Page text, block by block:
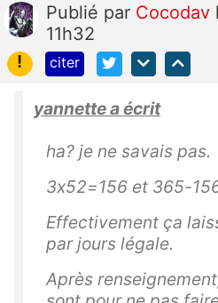
Publié par Cocodav
11h32
!
citer
yannette a écrit
ha? je ne savais pas.
3x52=156 et 365-
Effectivement ça
par jours légale.
Après